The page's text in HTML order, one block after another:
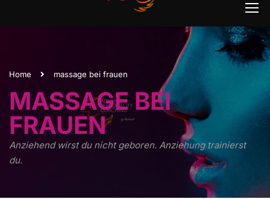
Home massage bei frauen
MASSAGE BEI
FRAUEN
Anziehend wirst du nicht geboren. Anziehung trainierst
du.